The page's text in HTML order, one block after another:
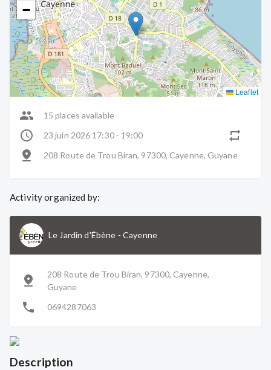
Description
−
Leaflet
15 places available
23 juin 2026 17:30 - 19:00
208 Route de Trou Biran, 97300, Cayenne, Guyane
Activity organized by:
Le Jardin d'Ébène -Cayenne
208 Route de Trou Biran, 97300, Cayenne,
Guyane
0694287063